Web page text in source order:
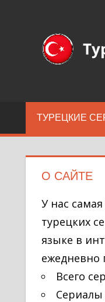
содержимому
сериалы
ТУРЕЦКИЕ
О САЙТЕ
У нас
турецких
языке в
ежедневно
Всего
Сериалы